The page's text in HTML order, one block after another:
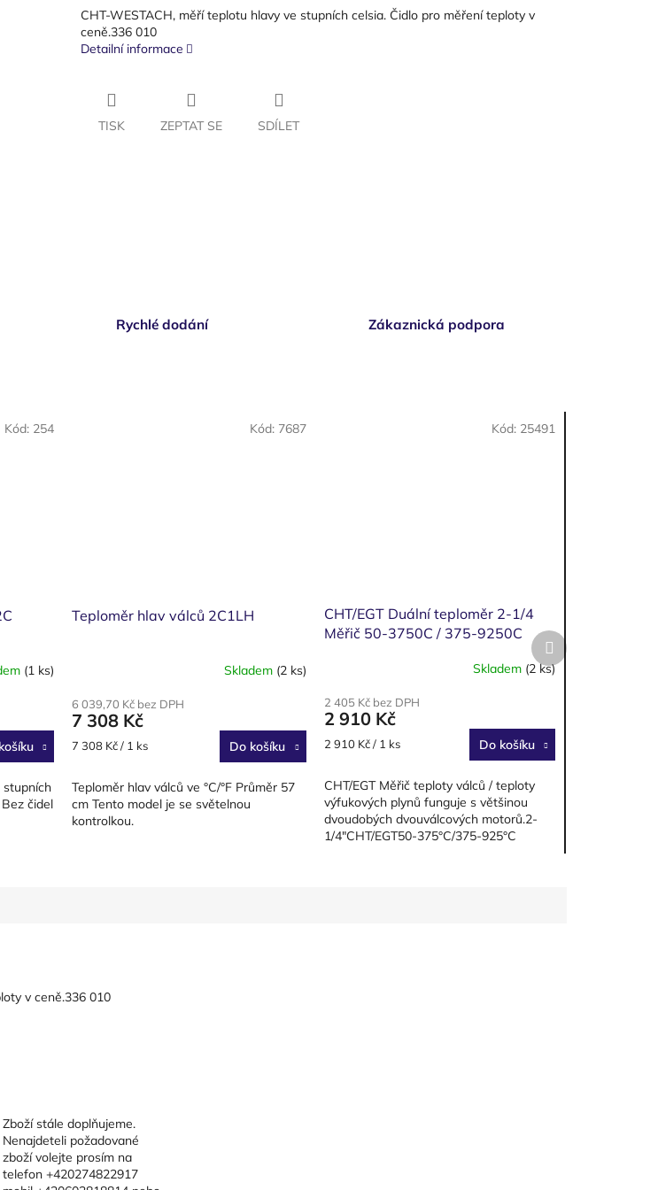
CHT-WESTACH, měří teplotu hlavy ve stupních celsia. Čidlo pro měření teploty v
ceně.336 010
Detailní informace
TISK ZEPTAT SE SDÍLET
Rychlé dodání Zákaznická podpora
(1 ks)
stupních
čidel
Kód: 254
Teploměr hlav válců 2C1LH
Skladem (2 ks)
6 039,70 Kč bez DPH
7 308 Kč
Měrná
7 308 Kč / 1 ks Do košíku
Teploměr hlav válců ve °C/°F Průměr 57
cm Tento model je se světelnou
kontrolkou.
Kód: 7687
CHT/EGT Duální teploměr 2-1/4
Měřič 50-3750C / 375-9250C
Skladem (2 ks)
2 405 Kč bez DPH
2 910 Kč
Měrná
2 910 Kč / 1 ks Do košíku
CHT/EGT Měřič teploty válců / teploty
výfukových plynů funguje s většinou
dvoudobých dvouválcových motorů.2-
1/4"CHT/EGT50-375°C/375-925°C
Kód: 25491
Další
produkt
v ceně.336 010
Zboží stále doplňujeme.
Nenajdeteli požadované
zboží volejte prosím na
telefon +420274822917